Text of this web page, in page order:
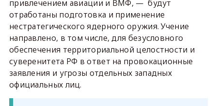
привлечением авиации и ВМФ, — будут
отработаны подготовка и применение
нестратегического ядерного оружия. Учение
направлено, в том числе, для безусловного
обеспечения территориальной целостности и
суверенитета РФ в ответ на провокационные
заявления и угрозы отдельных западных
официальных лиц.